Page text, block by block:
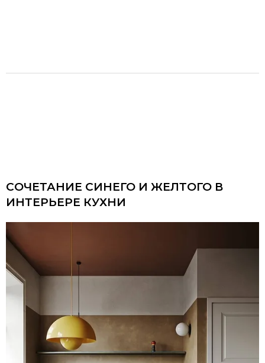
СОЧЕТАНИЕ СИНЕГО И ЖЕЛТОГО В
ИНТЕРЬЕРЕ КУХНИ